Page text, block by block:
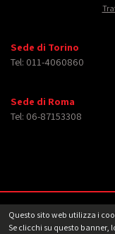
Questo sito web utilizza i
Se clicchi su questo
Sede di Torino
Tel: 011-4060860
Sede di Roma
Tel: 06-87153308
Copyright © 2026
immagini e video